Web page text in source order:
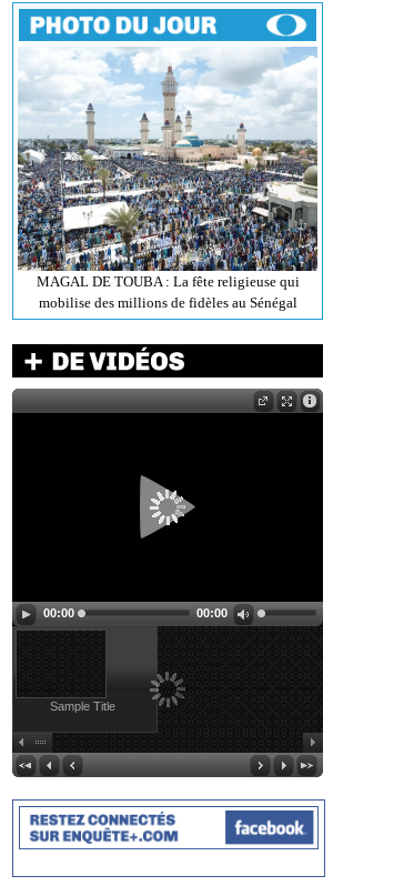
MAGAL DE TOUBA : La fête religieuse qui
mobilise des millions de fidèles au Sénégal
00:00 00:00
Sample Title